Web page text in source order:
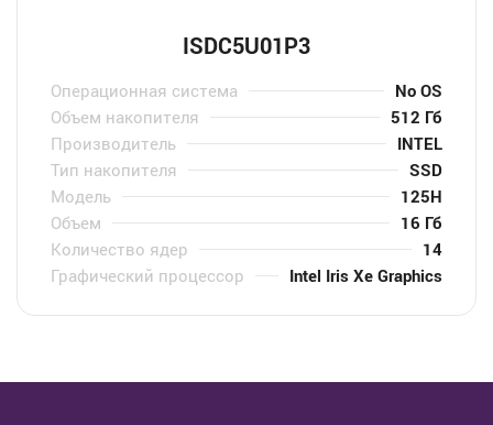
ISDC5U01P3
Операционная система
No OS
Объем накопителя
512 Гб
Производитель
INTEL
Тип накопителя
SSD
Модель
125H
Объем
16 Гб
Количество ядер
14
Графический процессор
Intel Iris Xe Graphics